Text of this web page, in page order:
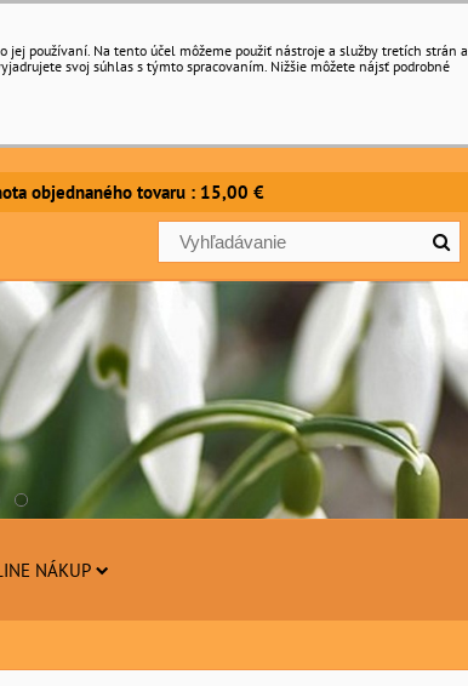
tovaru : 15,00 €
NÁKUP
používaní. Na tento účel môžeme použiť nástroje a služby tretích strán a
svoj súhlas s týmto spracovaním. Nižšie môžete nájsť podrobné